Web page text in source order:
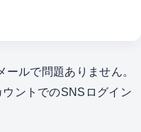
ルで問題ありません。
ントでのSNSログイン